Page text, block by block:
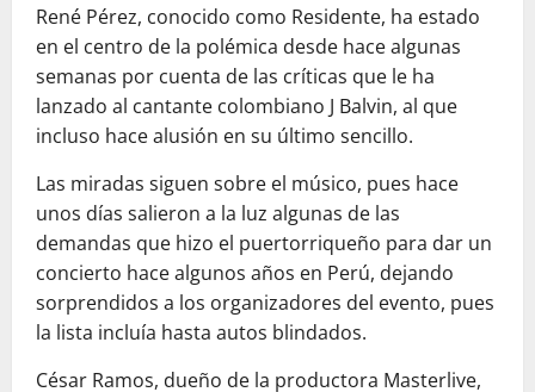
René Pérez, conocido como Residente, ha estado
en el centro de la polémica desde hace algunas
semanas por cuenta de las críticas que le ha
lanzado al cantante colombiano J Balvin, al que
incluso hace alusión en su último sencillo.
Las miradas siguen sobre el músico, pues hace
unos días salieron a la luz algunas de las
demandas que hizo el puertorriqueño para dar un
concierto hace algunos años en Perú, dejando
sorprendidos a los organizadores del evento, pues
la lista incluía hasta autos blindados.
César Ramos, dueño de la productora Masterlive,